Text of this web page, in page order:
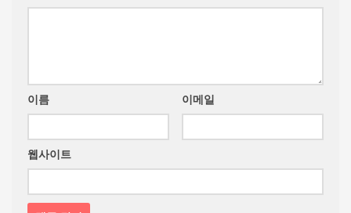
이름 이메일
웹사이트